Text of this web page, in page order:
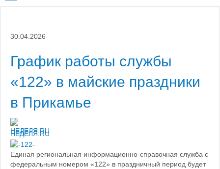
30.04.2026
График работы службы
«122» в майские праздники
в Прикамье
НЕДЕЛЯ.RU
Единая региональная информационно-справочная служба с
федеральным номером «122» в праздничный период будет